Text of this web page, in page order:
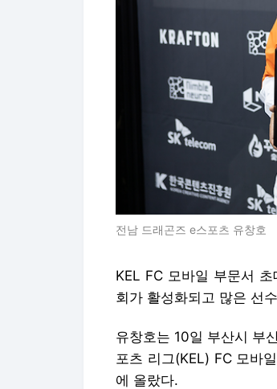
전남 드래곤즈 e스포츠 유창호
KEL FC 모바일 부문서
회가 활성화되고 많은 선
유창호는 10일 부산시 부
포츠 리그(KEL) FC 모바
에 올랐다.